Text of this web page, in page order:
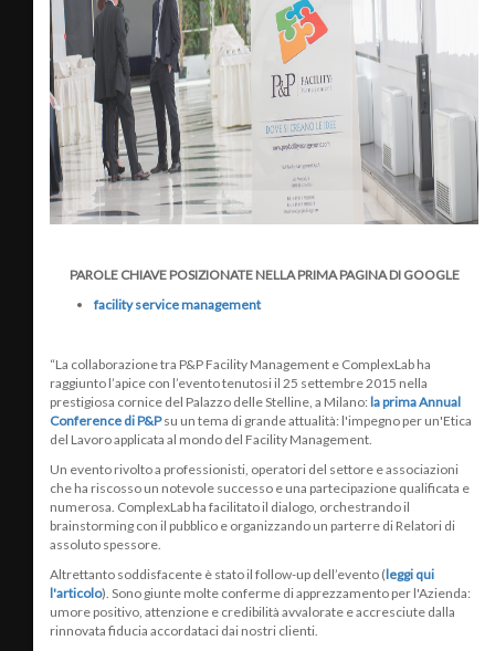
PAROLE CHIAVE POSIZIONATE NELLA PRIMA PAGINA DI GOOGLE
facility service management
“La collaborazione tra P&P Facility Management e ComplexLab ha
raggiunto l’apice con l’evento tenutosi il 25 settembre 2015 nella
prestigiosa cornice del Palazzo delle Stelline, a Milano: la primaAnnual
Conference di P&Psu un tema di grande attualità: l'impegno per un'Etica
del Lavoro applicata al mondo del Facility Management.
Un evento rivolto a professionisti, operatori del settore e associazioni
che ha riscosso un notevole successo e una partecipazione qualificata e
numerosa. ComplexLab ha facilitato il dialogo, orchestrando il
brainstorming con il pubblico e organizzando un parterre di Relatori di
assoluto spessore.
Altrettanto soddisfacente è stato il follow-up dell’evento (leggi qui
l'articolo). Sono giunte molte conferme di apprezzamento per l'Azienda:
umore positivo, attenzione e credibilità avvalorate e accresciute dalla
rinnovata fiducia accordataci dai nostri clienti.